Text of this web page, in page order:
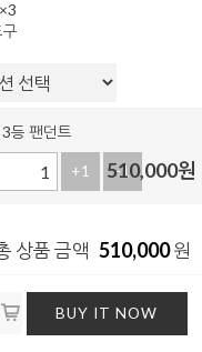
등 팬던트
+1 -1
510,000원
상품 금액 510,000원
BUY IT NOW